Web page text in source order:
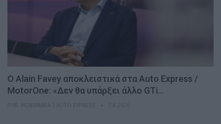
Ο Alain Favey αποκλειστικά στα Auto Express /
MotorOne: «Δεν θα υπάρξει άλλο GTi…